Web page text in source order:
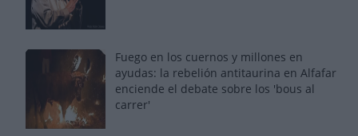
Fuego en los cuernos y millones en
ayudas: la rebelión antitaurina en Alfafar
enciende el debate sobre los 'bous al
carrer'